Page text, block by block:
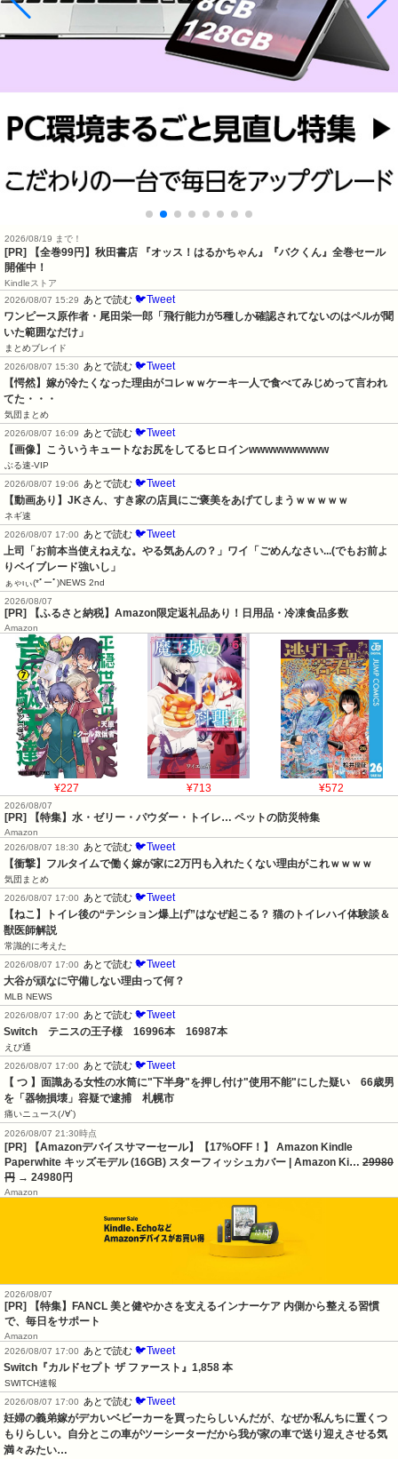
2026/08/19 まで！
[PR]
【全巻99円】秋田書店 『オッス！はるかちゃん』『バクくん』全巻セール
開催中！
Kindleストア
2026/08/07 15:29
あとで読む 🐦Tweet
ワンピース原作者・尾田栄一郎「飛行能力が5種しか確認されてないのはペルが聞
いた範囲なだけ」
まとめブレイド
2026/08/07 15:30
あとで読む 🐦Tweet
【愕然】嫁が冷たくなった理由がコレｗｗケーキ一人で食べてみじめって言われ
てた・・・
気団まとめ
2026/08/07 16:09
あとで読む 🐦Tweet
【画像】こういうキュートなお尻をしてるヒロインwwwwwwwwww
ぶる速-VIP
2026/08/07 19:06
あとで読む 🐦Tweet
【動画あり】JKさん、すき家の店員にご褒美をあげてしまうｗｗｗｗｗ
ネギ速
2026/08/07 17:00
あとで読む 🐦Tweet
上司「お前本当使えねえな。やる気あんの？」ワイ「ごめんなさい...(でもお前よ
りベイブレード強いし」
ぁゃιぃ(*ﾟーﾟ)NEWS 2nd
2026/08/07
[PR] 【ふるさと納税】Amazon限定返礼品あり！日用品・冷凍食品多数
Amazon
¥227 ¥713 ¥572
2026/08/07
[PR] 【特集】水・ゼリー・パウダー・トイレ… ペットの防災特集
Amazon
2026/08/07 18:30
あとで読む 🐦Tweet
【衝撃】フルタイムで働く嫁が家に2万円も入れたくない理由がこれｗｗｗｗ
気団まとめ
2026/08/07 17:00
あとで読む 🐦Tweet
【ねこ】トイレ後の“テンション爆上げ”はなぜ起こる？ 猫のトイレハイ体験談＆
獣医師解説
常識的に考えた
2026/08/07 17:00
あとで読む 🐦Tweet
大谷が頑なに守備しない理由って何？
MLB NEWS
2026/08/07 17:00
あとで読む 🐦Tweet
Switch　テニスの王子様　16996本　16987本
えび通
2026/08/07 17:00
あとで読む 🐦Tweet
【 つ 】面識ある女性の水筒に"下半身"を押し付け"使用不能"にした疑い　66歳男
を「器物損壊」容疑で逮捕　札幌市
痛いニュース(ﾉ∀`)
2026/08/07 21:30時点
[PR] 【Amazonデバイスサマーセール】【17%OFF！】 Amazon Kindle
Paperwhite キッズモデル (16GB) スターフィッシュカバー | Amazon Ki… 29980
円 → 24980円
Amazon
2026/08/07
[PR] 【特集】FANCL 美と健やかさを支えるインナーケア 内側から整える習慣
で、毎日をサポート
Amazon
2026/08/07 17:00
あとで読む 🐦Tweet
Switch『カルドセプト ザ ファースト』1,858 本
SWITCH速報
2026/08/07 17:00
あとで読む 🐦Tweet
妊婦の義弟嫁がデカいベビーカーを買ったらしいんだが、なぜか私んちに置くつ
もりらしい。自分とこの車がツーシーターだから我が家の車で送り迎えさせる気
満々みたい…